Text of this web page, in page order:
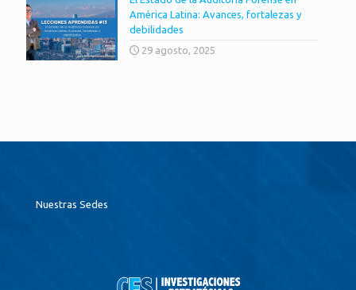
América Latina: Avances, fortalezas y
debilidades
29 agosto, 2025
Nuestras Sedes